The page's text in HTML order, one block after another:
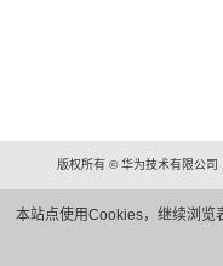
本站点使用Cookies，继续浏览
版权所有 © 华为技术有限公